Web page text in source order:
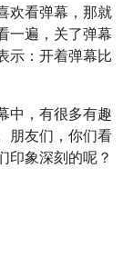
欢看弹幕，那就
一遍，关了弹幕
示：开着弹幕比
中，有很多有趣
朋友们，你们看
印象深刻的呢？